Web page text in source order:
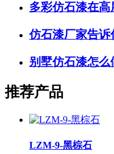
多彩仿石漆在高
仿石漆厂家告诉
别墅仿石漆怎
推荐产品
LZM-9-黑棕石